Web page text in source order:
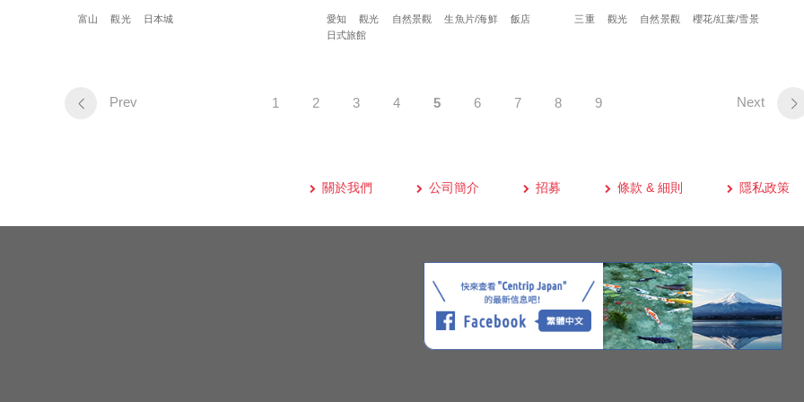
富山 觀光 日本城 愛知 觀光 自然景觀 生魚片/海鮮
飯店
日式旅館
三重 觀光 自然景觀 櫻花/紅葉/雪景
Prev 1 2 3 4 5 6 7 8 9 Next
關於我們 公司簡介 招募 條款 & 細則 隱私政策